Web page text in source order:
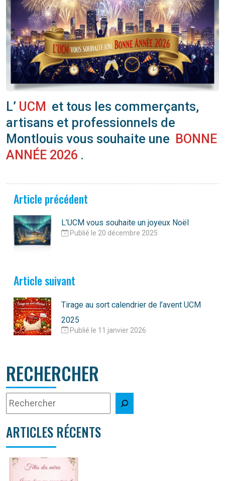
L’ UCM et tous les commerçants,
artisans et professionnels de
Montlouis vous souhaite une BONNE
ANNÉE 2026 .
Article précédent
L’UCM vous souhaite un joyeux Noël
Publié le 20 décembre 2025
Article suivant
Tirage au sort calendrier de l’avent UCM
2025
Publié le 11 janvier 2026
RECHERCHER
ARTICLES RÉCENTS